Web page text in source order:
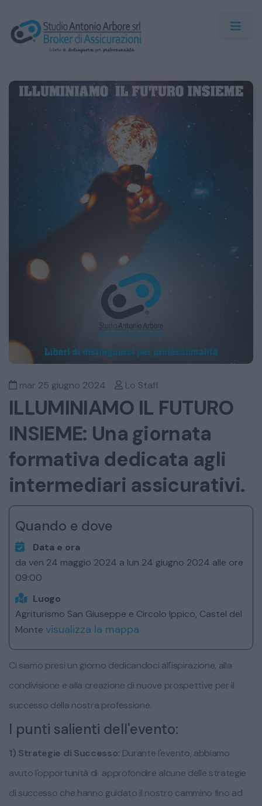
mar 25 giugno 2024 Lo Staff
ILLUMINIAMO IL FUTURO
INSIEME: Una giornata
formativa dedicata agli
intermediari assicurativi.
Quando e dove
Data e ora
da ven 24 maggio 2024 a lun 24 giugno 2024 alle ore
09:00
Luogo
Agriturismo San Giuseppe e Circolo Ippico, Castel del
Monte visualizza la mappa
Ci siamo presi un giorno dedicandoci all'ispirazione, alla
condivisione e alla creazione di nuove prospettive per il
successo della nostra professione.
I punti salienti dell'evento:
1) Strategie di Successo: Durante l'evento, abbiamo
avuto l'opportunità di approfondire alcune delle strategie
di successo che hanno guidato il nostro cammino fino ad